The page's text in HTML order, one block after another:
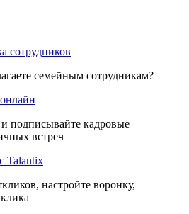
сотрудников
семейным сотрудникам?
подписывайте кадровые
встреч
Talantix
настройте воронку,